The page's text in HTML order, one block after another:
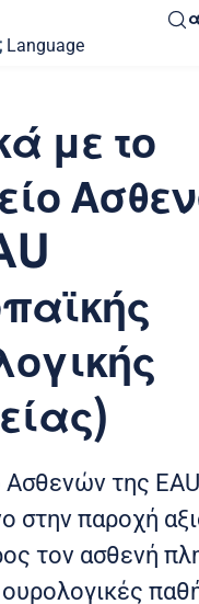
Language
με το
της EAU
στην παροχή
τον ασθενή